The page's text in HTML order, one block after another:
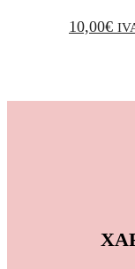
10,00€